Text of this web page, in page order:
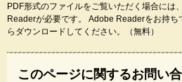
PDF形式のファイルをご覧いただく場合には
Readerが必要です。
Adobe Readerをお持ち
らダウンロードしてください。（無料）
このページに関するお問い